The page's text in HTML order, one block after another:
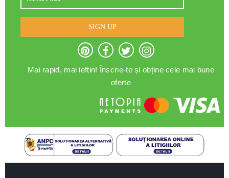
SIGN UP
Mai rapid, mai ieftin! Înscrie-te și obține cele mai bune
oferte